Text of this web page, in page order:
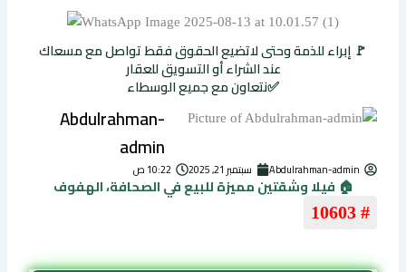
🚩 إبراء للذمة وحتى لاتضيع الحقوق فقط تواصل مع مسعاك
عند الشراء أو التسويق للعقار
✅نتعاون مع جميع الوسطاء
Abdulrahman-
admin
Abdulrahman-admin سبتمبر 21, 2025 10:22 ص
🏠 فيلا وشقتين مميزة للبيع في الصحافة، الهفوف
# 10603